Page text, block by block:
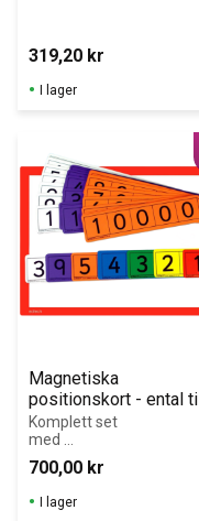
319,20 kr
I lager
Magnetiska
positionskort - ental till
miljontal, 1 set
Komplett set
med
magnetiska
positionskort
från ental till
miljontal. Passar
700,00 kr
I lager